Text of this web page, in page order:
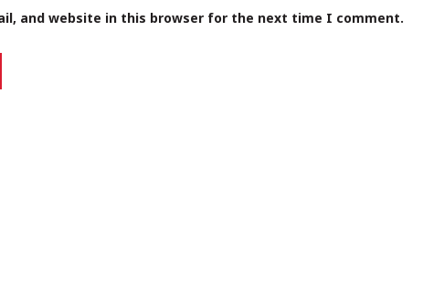
and website in this browser for the next time I comment.